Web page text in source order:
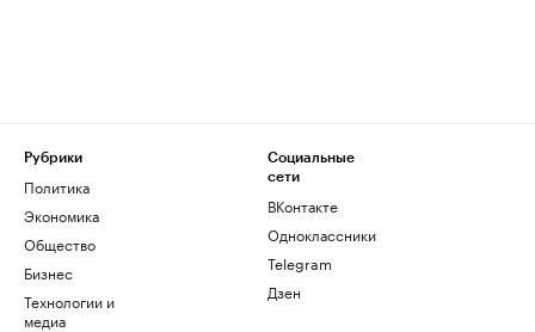
Рубрики
Политика
Экономика
Общество
Бизнес
Технологии и
медиа
Социальные
сети
ВКонтакте
Одноклассники
Telegram
Дзен